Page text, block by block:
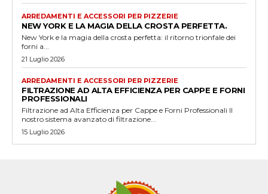
ARREDAMENTI E ACCESSORI PER PIZZERIE
NEW YORK E LA MAGIA DELLA CROSTA PERFETTA.
New York e la magia della crosta perfetta: il ritorno trionfale dei
forni a...
21 Luglio 2026
ARREDAMENTI E ACCESSORI PER PIZZERIE
FILTRAZIONE AD ALTA EFFICIENZA PER CAPPE E FORNI
PROFESSIONALI
Filtrazione ad Alta Efficienza per Cappe e Forni Professionali Il
nostro sistema avanzato di filtrazione...
15 Luglio 2026